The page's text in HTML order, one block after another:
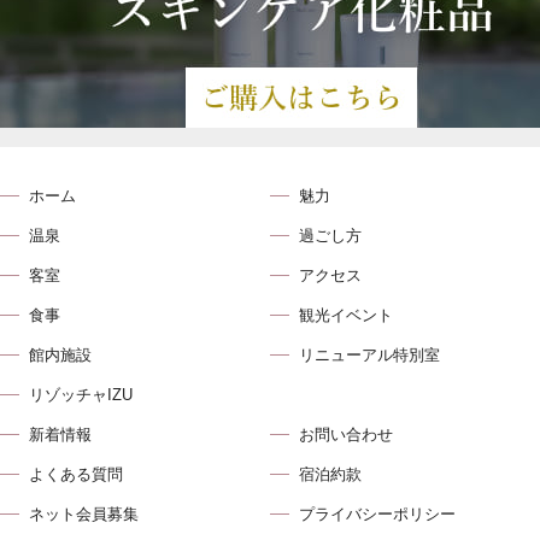
ホーム
温泉
客室
食事
館内施設
リゾッチャIZU
魅力
過ごし方
アクセス
観光イベント
リニューアル特別室
新着情報
よくある質問
ネット会員募集
お問い合わせ
宿泊約款
プライバシーポリシー